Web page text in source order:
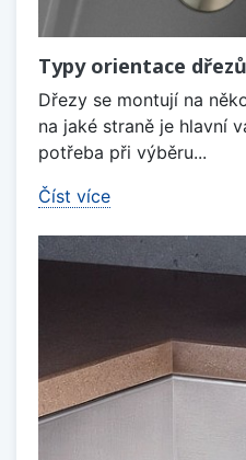
Typy orientace dřezů
Dřezy se montují na
na jaké straně je hlavní
potřeba při výběru...
Číst více